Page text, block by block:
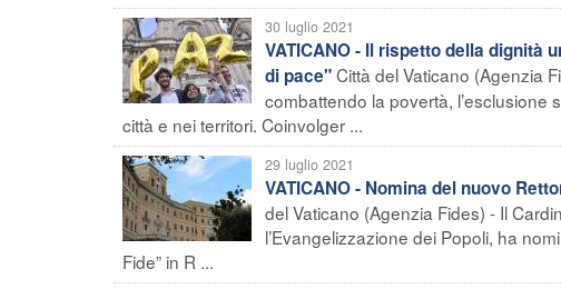
30 luglio 2021
VATICANO - Il rispetto della dignità
di pace"Città del Vaticano (Agenzia
combattendo la povertà, l’esclusione
città e nei territori. Coinvolger ...
29 luglio 2021
VATICANO - Nomina del nuovo
del Vaticano (Agenzia Fides) - Il
l’Evangelizzazione dei Popoli, ha
Fide” in R ...